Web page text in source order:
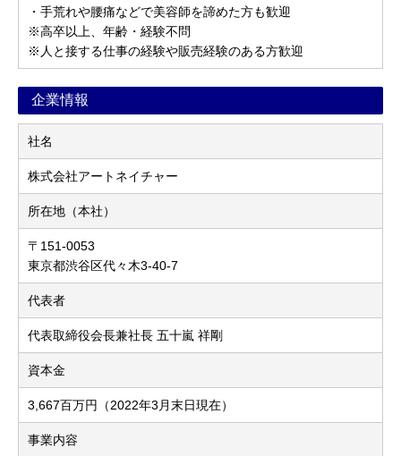
・手荒れや腰痛などで美容師を諦めた方も歓迎
※高卒以上、年齢・経験不問
※人と接する仕事の経験や販売経験のある方歓迎
企業情報
社名
株式会社アートネイチャー
所在地（本社）
〒151-0053
東京都渋谷区代々木3-40-7
代表者
代表取締役会長兼社長 五十嵐 祥剛
資本金
3,667百万円（2022年3月末日現在）
事業内容